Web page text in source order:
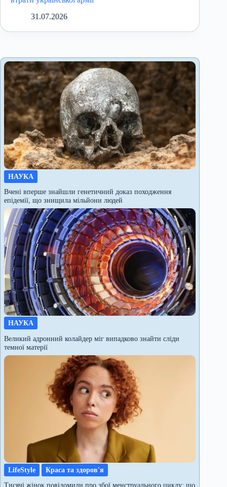
31.07.2026
НАУКА
Вчені вперше знайшли генетичний доказ походження
епідемії, що знищила мільйони людей
НАУКА
Великий адронний колайдер міг випадково знайти сліди
темної матерії
LifeStyle
Краса та здоров'я
Тисячі жінок повідомили про збої менструального циклу: що